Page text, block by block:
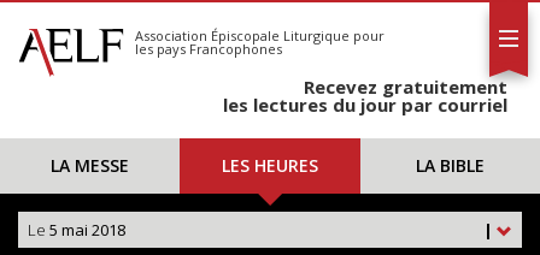
S'abonner
Calendrier
Association Épiscopale Liturgique pour
les pays Francophones
Recevez gratuitement
les lectures du jour par courriel
LA MESSE LES HEURES LA BIBLE
|
Le 5 mai 2018